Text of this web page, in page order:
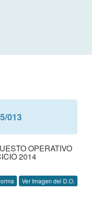
013
OPERATIVO
2014
Ver Imagen del D.O.